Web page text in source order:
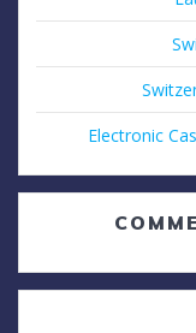
Electronic